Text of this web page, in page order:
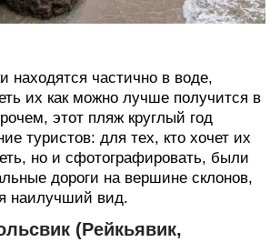
находятся частично в воде,
их как можно лучше получится в
этот пляж круглый год
туристов: для тех, кто хочет их
но и сфотографировать, были
дороги на вершине склонов,
наилучший вид.
(Рейкьявик,